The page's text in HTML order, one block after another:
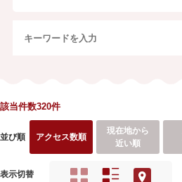
該当件数320件
並び順 アクセス数順
現在地から
近い順
表示切替